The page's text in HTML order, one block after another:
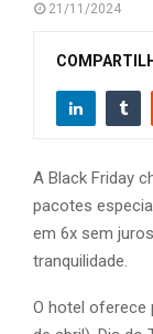
21/11/2024
A Black Friday
pacotes
em 6x sem
tranquilidade.
O hotel oferece